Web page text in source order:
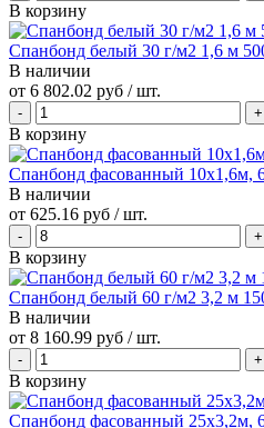
В корзину
Спанбонд белый 30 г/м2 1,6 м
В наличии
от 6 802.02 руб / шт.
В корзину
Спанбонд фасованный 10х1,6м,
В наличии
от 625.16 руб / шт.
В корзину
Спанбонд белый 60 г/м2 3,2 м
В наличии
от 8 160.99 руб / шт.
В корзину
Спанбонд фасованный 25х3,2м,